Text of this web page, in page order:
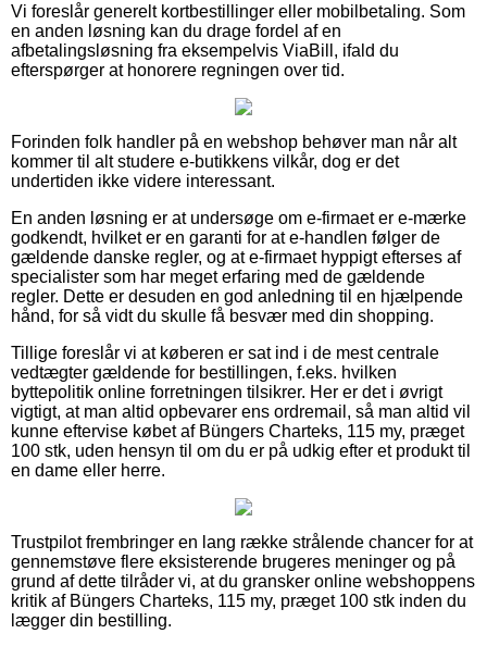
Vi foreslår generelt kortbestillinger eller mobilbetaling. Som
en anden løsning kan du drage fordel af en
afbetalingsløsning fra eksempelvis ViaBill, ifald du
efterspørger at honorere regningen over tid.
Forinden folk handler på en webshop behøver man når alt
kommer til alt studere e-butikkens vilkår, dog er det
undertiden ikke videre interessant.
En anden løsning er at undersøge om e-firmaet er e-mærke
godkendt, hvilket er en garanti for at e-handlen følger de
gældende danske regler, og at e-firmaet hyppigt efterses af
specialister som har meget erfaring med de gældende
regler. Dette er desuden en god anledning til en hjælpende
hånd, for så vidt du skulle få besvær med din shopping.
Tillige foreslår vi at køberen er sat ind i de mest centrale
vedtægter gældende for bestillingen, f.eks. hvilken
byttepolitik online forretningen tilsikrer. Her er det i øvrigt
vigtigt, at man altid opbevarer ens ordremail, så man altid vil
kunne eftervise købet af Büngers Charteks, 115 my, præget
100 stk, uden hensyn til om du er på udkig efter et produkt til
en dame eller herre.
Trustpilot frembringer en lang række strålende chancer for at
gennemstøve flere eksisterende brugeres meninger og på
grund af dette tilråder vi, at du gransker online webshoppens
kritik af Büngers Charteks, 115 my, præget 100 stk inden du
lægger din bestilling.